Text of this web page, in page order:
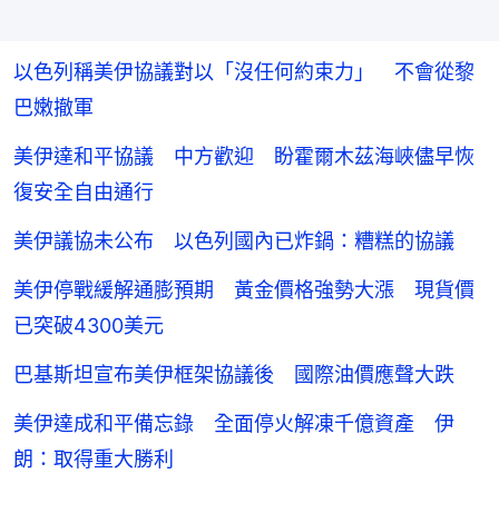
以色列稱美伊協議對以「沒任何約束力」 不會從黎
巴嫩撤軍
美伊達和平協議 中方歡迎 盼霍爾木茲海峽儘早恢
復安全自由通行
美伊議協未公布 以色列國內已炸鍋：糟糕的協議
美伊停戰緩解通膨預期 黃金價格強勢大漲 現貨價
已突破4300美元
巴基斯坦宣布美伊框架協議後 國際油價應聲大跌
美伊達成和平備忘錄 全面停火解凍千億資產 伊
朗：取得重大勝利